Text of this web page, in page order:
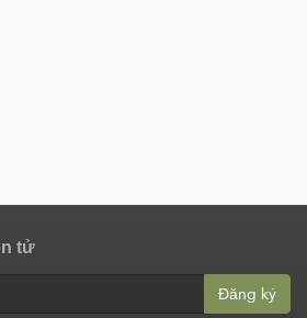
tử
Đăng ký